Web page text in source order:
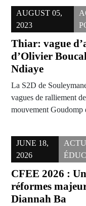
AUGUST 05,
2023
Thiar: vague
d’Olivier
Ndiaye
La S2D de
vagues de ralliement
mouvement
JUNE 18,
2026
CFEE 2026 :
réformes
Diannah Ba